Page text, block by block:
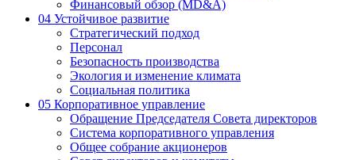
Финансовый обзор (MD&A)
04 Устойчивое развитие
Стратегический подход
Персонал
Безопасность производства
Экология и изменение климата
Социальная политика
05 Корпоративное управление
Обращение Председателя Совета директоров
Система корпоративного управления
Общее собрание акционеров